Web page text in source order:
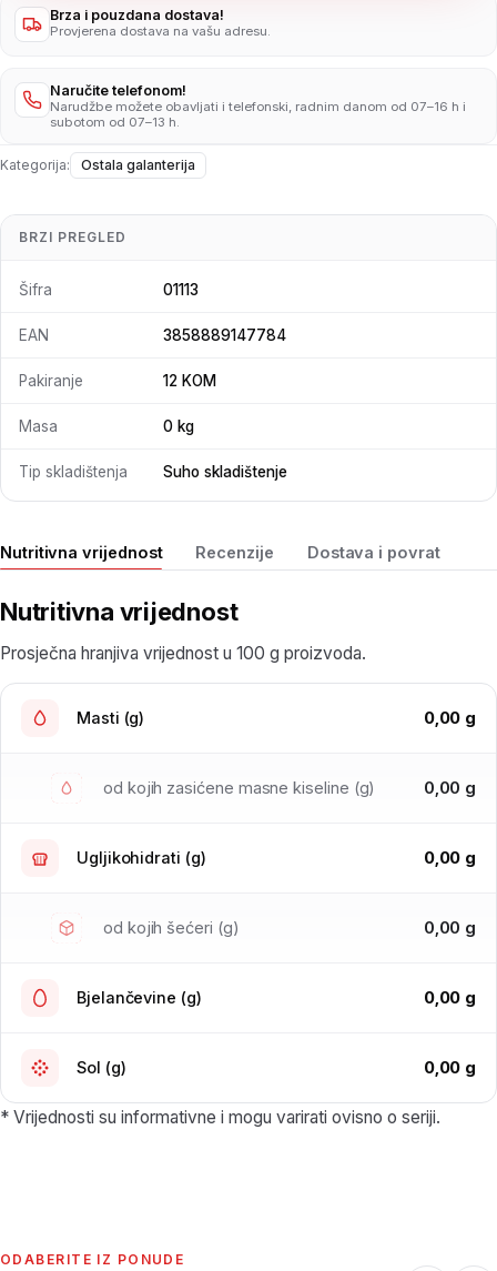
Brza i pouzdana dostava!
Provjerena dostava na vašu adresu.
Naručite telefonom!
Narudžbe možete obavljati i telefonski, radnim danom od 07–16 h i
subotom od 07–13 h.
Kategorija: Ostala galanterija
Nutritivna vrijednost Recenzije Dostava i povrat
Nutritivna vrijednost
Prosječna hranjiva vrijednost u 100 g proizvoda.
Masti (g) 0,00 g
od kojih zasićene masne kiseline (g) 0,00 g
Ugljikohidrati (g) 0,00 g
od kojih šećeri (g) 0,00 g
Bjelančevine (g) 0,00 g
Sol (g) 0,00 g
* Vrijednosti su informativne i mogu varirati ovisno o seriji.
BRZI PREGLED
Šifra 01113
EAN 3858889147784
Pakiranje 12 KOM
Masa 0 kg
Tip skladištenja Suho skladištenje
ODABERITE IZ PONUDE